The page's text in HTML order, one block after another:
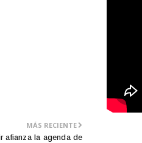
MÁS RECIENTE
afianza la agenda de